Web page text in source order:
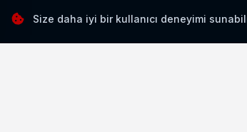
Size daha iyi bir kullanıcı deneyimi